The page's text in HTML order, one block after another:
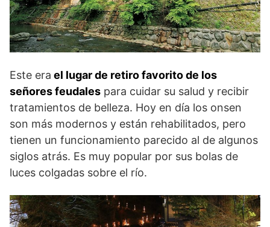
Este era el lugar de retiro favorito de los
señores feudales para cuidar su salud y recibir
tratamientos de belleza. Hoy en día los onsen
son más modernos y están rehabilitados, pero
tienen un funcionamiento parecido al de algunos
siglos atrás. Es muy popular por sus bolas de
luces colgadas sobre el río.